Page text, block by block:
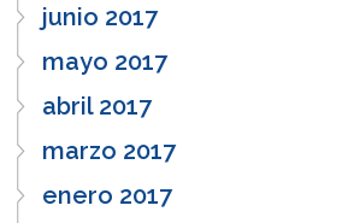
junio 2017
mayo 2017
abril 2017
marzo 2017
enero 2017